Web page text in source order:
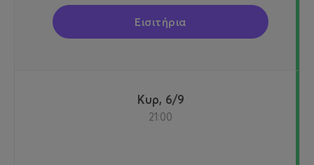
Εισιτήρια
Κυρ, 6/9
21:00